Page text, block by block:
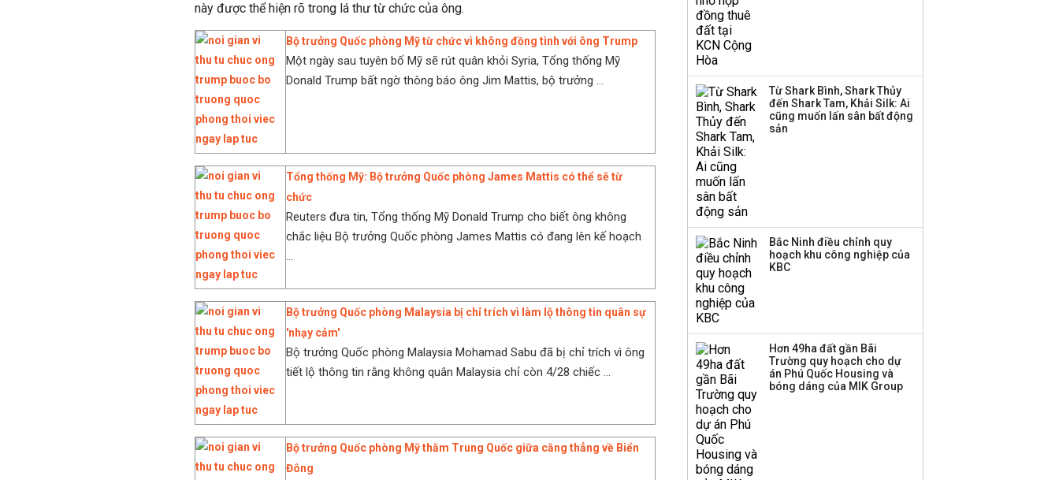
này được thể hiện rõ trong lá thư từ chức của ông.
Bộ trưởng Quốc phòng Mỹ từ chức vì không đồng tình với ông Trump
Một ngày sau tuyên bố Mỹ sẽ rút quân khỏi Syria, Tổng thống Mỹ
Donald Trump bất ngờ thông báo ông Jim Mattis, bộ trưởng ...
Tổng thống Mỹ: Bộ trưởng Quốc phòng James Mattis có thể sẽ từ
chức
Reuters đưa tin, Tổng thống Mỹ Donald Trump cho biết ông không
chắc liệu Bộ trưởng Quốc phòng James Mattis có đang lên kế hoạch
...
Bộ trưởng Quốc phòng Malaysia bị chỉ trích vì làm lộ thông tin quân sự
'nhạy cảm'
Bộ trưởng Quốc phòng Malaysia Mohamad Sabu đã bị chỉ trích vì ông
tiết lộ thông tin rằng không quân Malaysia chỉ còn 4/28 chiếc ...
Bộ trưởng Quốc phòng Mỹ thăm Trung Quốc giữa căng thẳng về Biển
Đông
Công ty 100 tỷ của
Huấn Hoa Hồng bỗng
dưng ‘biến mất’, một
Từ Shark Bình, Shark Thủy
đến Shark Tam, Khải Silk: Ai
cũng muốn lấn sân bất động
sản
Bắc Ninh điều chỉnh quy
hoạch khu công nghiệp của
KBC
Hơn 49ha đất gần Bãi
Trường quy hoạch cho dự
án Phú Quốc Housing và
bóng dáng của MIK Group